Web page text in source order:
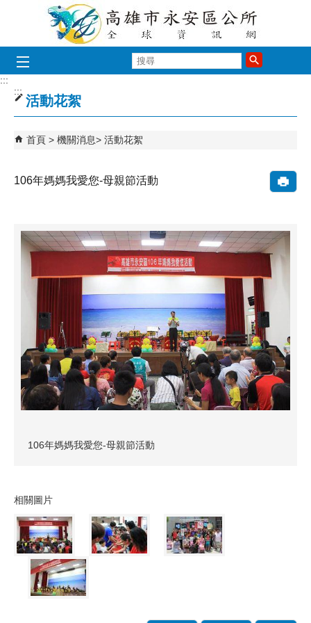
跳到主要內容區塊
尋
:::
:::
活動花絮
首頁 機關消息 活動花絮
106年媽媽我愛您-母親節活動
106年媽媽我愛您-母親節活動
相關圖片